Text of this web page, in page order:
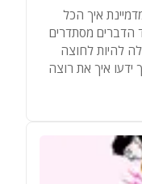
איך הכל
הדברים מסתדרים
להיות לחוצה
ידעו איך את רוצה